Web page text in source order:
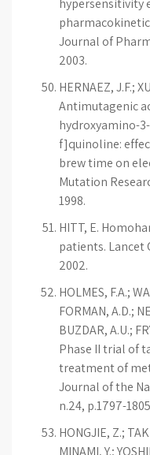
hypersensitivity
Journal of
2003.
HERNAEZ, J.F.;
Antimutagenic
hydroxyamino-
f]quinoline:
brew time on
Mutation
1998.
HITT, E.
patients. Lancet
2002.
HOLMES, F.A.;
FORMAN, A.D.;
BUZDAR, A.U.;
Phase II trial of
treatment of
Journal of the
n.24, p.1797-
HONGJIE, Z.;
MINAMI, Y.;